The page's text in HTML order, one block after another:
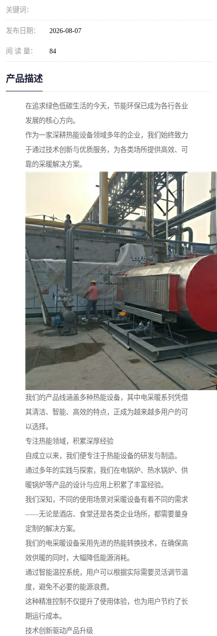
关键词：
发布日期： 2026-08-07
阅 读 量： 84
产品描述
在追求绿色低碳生活的今天，节能环保已成为各行各业
发展的核心方向。
作为一家深耕热能设备领域多年的企业，我们始终致力
于通过技术创新与优质服务，为各类场所提供高效、可
靠的采暖解决方案。
我们的产品线涵盖多种热能设备，其中电采暖系列凭借
其清洁、智能、高效的特点，正成为越来越多用户的可
以选择。
专注热能领域，积累深厚经验
自成立以来，我们便专注于热能设备的研发与制造。
通过多年的实践与探索，我们在电锅炉、热水锅炉、供
暖锅炉等产品的设计与应用上积累了丰富经验。
我们深知，不同的使用场景对采暖设备有着不同的需求
——无论是酒店、食堂还是各类企业场所，都需要量身
定制的解决方案。
我们的电采暖设备采用先进的热能转换技术，在确保高
效供暖的同时，大幅降低能源消耗。
通过智能温控系统，用户可以根据实际需要灵活调节温
度，避免不必要的能源浪费。
这种精准控制不仅提升了使用体验，也为用户节约了长
期运行成本。
技术创新驱动产品升级